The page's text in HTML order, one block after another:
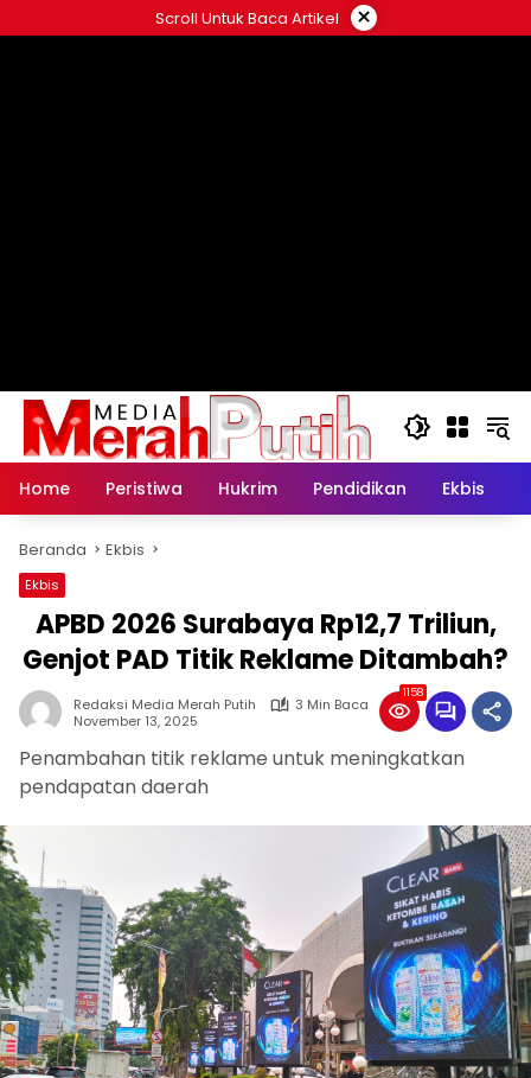
ke
Scroll Untuk Baca Artikel ×
Home Peristiwa Hukrim Pendidikan Ekbis
Beranda Ekbis
Ekbis
APBD 2026 Surabaya Rp12,7 Triliun,
Genjot PAD Titik Reklame Ditambah?
Redaksi Media Merah Putih
3 Min Baca
November 13, 2025
1158
Penambahan titik reklame untuk meningkatkan
pendapatan daerah